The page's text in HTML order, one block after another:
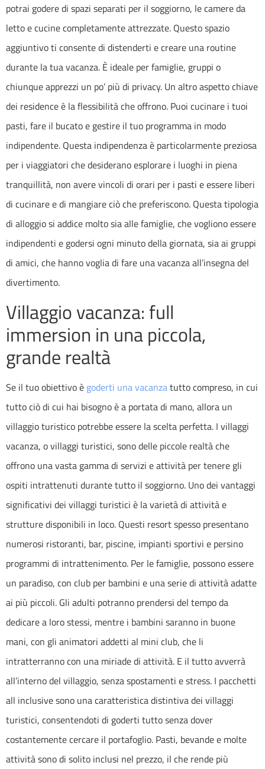
potrai godere di spazi separati per il soggiorno, le camere da
letto e cucine completamente attrezzate. Questo spazio
aggiuntivo ti consente di distenderti e creare una routine
durante la tua vacanza. È ideale per famiglie, gruppi o
chiunque apprezzi un po’ più di privacy. Un altro aspetto chiave
dei residence è la flessibilità che offrono. Puoi cucinare i tuoi
pasti, fare il bucato e gestire il tuo programma in modo
indipendente. Questa indipendenza è particolarmente preziosa
per i viaggiatori che desiderano esplorare i luoghi in piena
tranquillità, non avere vincoli di orari per i pasti e essere liberi
di cucinare e di mangiare ciò che preferiscono. Questa tipologia
di alloggio si addice molto sia alle famiglie, che vogliono essere
indipendenti e godersi ogni minuto della giornata, sia ai gruppi
di amici, che hanno voglia di fare una vacanza all’insegna del
divertimento.
Villaggio vacanza: full
immersion in una piccola,
grande realtà
Se il tuo obiettivo è goderti una vacanzatutto compreso, in cui
tutto ciò di cui hai bisogno è a portata di mano, allora un
villaggio turistico potrebbe essere la scelta perfetta. I villaggi
vacanza, o villaggi turistici, sono delle piccole realtà che
offrono una vasta gamma di servizi e attività per tenere gli
ospiti intrattenuti durante tutto il soggiorno. Uno dei vantaggi
significativi dei villaggi turistici è la varietà di attività e
strutture disponibili in loco. Questi resort spesso presentano
numerosi ristoranti, bar, piscine, impianti sportivi e persino
programmi di intrattenimento. Per le famiglie, possono essere
un paradiso, con club per bambini e una serie di attività adatte
ai più piccoli. Gli adulti potranno prendersi del tempo da
dedicare a loro stessi, mentre i bambini saranno in buone
mani, con gli animatori addetti al mini club, che li
intratterranno con una miriade di attività. E il tutto avverrà
all’interno del villaggio, senza spostamenti e stress. I pacchetti
all inclusive sono una caratteristica distintiva dei villaggi
turistici, consentendoti di goderti tutto senza dover
costantemente cercare il portafoglio. Pasti, bevande e molte
attività sono di solito inclusi nel prezzo, il che rende più